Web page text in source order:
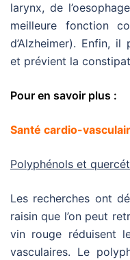
larynx, de
meilleure fonction
d’Alzheimer). Enfin,
et prévient la
Pour en savoir plus :
Santé cardio-
Polyphénols et
Les recherches ont
raisin que l’on peut
vin rouge réduisent
vasculaires. Le